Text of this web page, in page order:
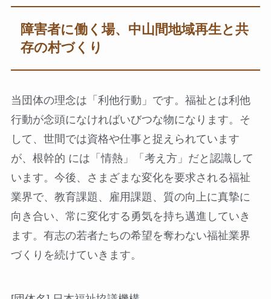
障害者に働く場、中山間地域再生と共
存の村づくり
当団体の理念は「利他行動」です。福祉とは利他
行動が念頭になければいびつな物になります。そ
して、世間では資格や仕事と捉えられています
が、根幹的 には「情熱」「考え方」だと認識して
います。今後、さまざまな変化を要求される福祉
業界で、教育課題、雇用課題、質の向上に真摯に
向き合い、常に変化する勇気を持ち邁進していき
ます。有志の若者たちの希望を奪わない福祉業界
づくりを続けていきます。